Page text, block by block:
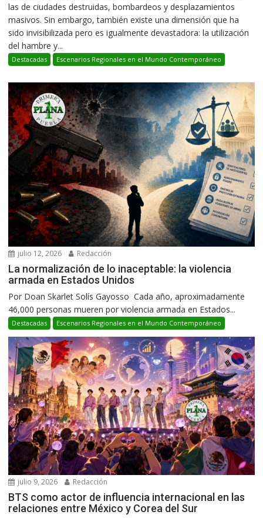
las de ciudades destruidas, bombardeos y desplazamientos
masivos. Sin embargo, también existe una dimensión que ha
sido invisibilizada pero es igualmente devastadora: la utilización
del hambre y...
Destacadas Escenarios Regionales en el Mundo Contemporáneo
julio 12, 2026 Redacción
La normalización de lo inaceptable: la violencia
armada en Estados Unidos
Por Doan Skarlet Solís Gayosso Cada año, aproximadamente
46,000 personas mueren por violencia armada en Estados...
Destacadas Escenarios Regionales en el Mundo Contemporáneo
julio 9, 2026 Redacción
BTS como actor de influencia internacional en las
relaciones entre México y Corea del Sur